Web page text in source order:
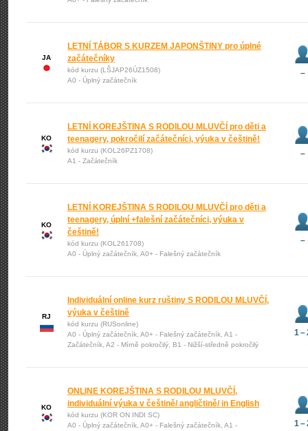
JA
LETNÍ TÁBOR S KURZEM JAPONŠTINY pro úplné
začátečníky
kód kurzu (LŠJAP26ÚZ1508)
A0 - Úplný začátečník
–
KO
LETNÍ KOREJŠTINA S RODILOU MLUVČÍ pro děti a
teenagery, pokročilí začátečníci, výuka v češtině!
kód kurzu (KOL26PZ1708)
A1 - Začátečník
–
KO
LETNÍ KOREJŠTINA S RODILOU MLUVČÍ pro děti a
teenagery, úplní +falešní začátečníci, výuka v
češtině!
kód kurzu (KOL261708)
A0 - Úplný začátečník, A0+ - Falešný začátečník
–
RJ
Individuální online kurz ruštiny S RODILOU MLUVČÍ,
výuka v češtině
kód kurzu (RUSonline)
A0 - Úplný začátečník, A0+ - Falešný začátečník, A1 -
Začátečník, A2 - Mírně pokročilý, B1 - Nižší-středně pokročilý
1 –
KO
ONLINE KOREJŠTINA S RODILOU MLUVČÍ,
individuální výuka v češtině/ angličtině/ in English
kód kurzu (KOR ON INDI SC)
A0 - Úplný začátečník, A0+ - Falešný začátečník, A1 -
1 –